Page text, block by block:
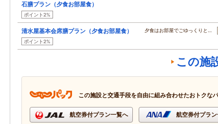
石膳プラン（夕食お部屋食）
ポイント2%
清水屋基本会席膳プラン（夕食お部屋食）
ポイント2%
夕食はお部屋でごゆっくりと…
この施
この施設と交通手段を自由に組み合わせたおトクな
航空券付プラン一覧へ 航空券付プラ